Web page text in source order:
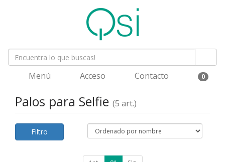
Menú Acceso Contacto 0
Palos para Selfie (5 art.)
Filtro